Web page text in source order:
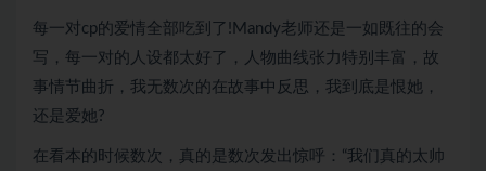
每一对cp的爱情全部吃到了!Mandy老师还是一如既往的会
写，每一对的人设都太好了，人物曲线张力特别丰富，故
事情节曲折，我无数次的在故事中反思，我到底是恨她，
还是爱她?
在看本的时候数次，真的是数次发出惊呼：“我们真的太帅